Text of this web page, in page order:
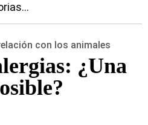
con los animales
¿Una